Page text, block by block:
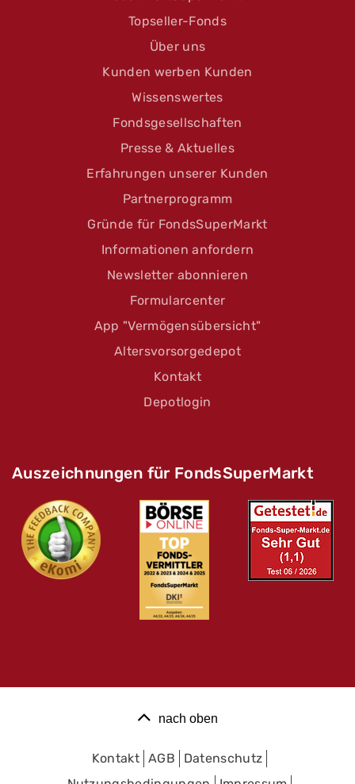
Topseller-Fonds
Über uns
Kunden werben Kunden
Wissenswertes
Fondsgesellschaften
Presse & Aktuelles
Erfahrungen unserer Kunden
Partnerprogramm
Gründe für FondsSuperMarkt
Informationen anfordern
Newsletter abonnieren
Formularcenter
App "Vermögensübersicht"
Altersvorsorgedepot
Kontakt
Depotlogin
Auszeichnungen für FondsSuperMarkt
nach oben
Kontakt AGB
Datenschutz